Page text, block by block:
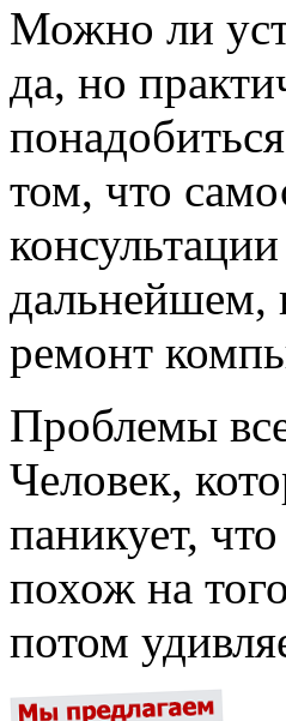
Можно ли
да, но
том, что
дальнейшем,
ремонт
Проблемы
Человек,
паникует,
похож на
потом